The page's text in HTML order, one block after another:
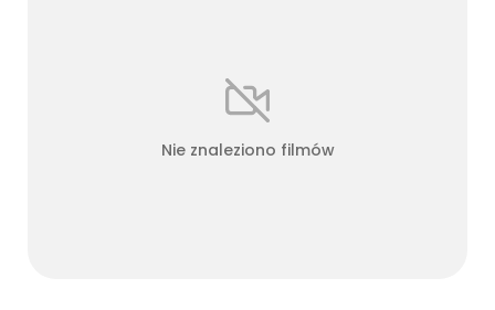
Nie znaleziono filmów